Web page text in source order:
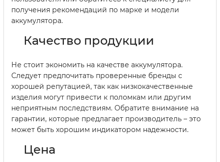
получения рекомендаций по марке и модели
аккумулятора.
Качество продукции
Не стоит экономить на качестве аккумулятора.
Следует предпочитать проверенные бренды с
хорошей репутацией, так как низкокачественные
изделия могут привести к поломкам или другим
неприятным последствиям. Обратите внимание на
гарантии, которые предлагает производитель – это
может быть хорошим индикатором надежности.
Цена